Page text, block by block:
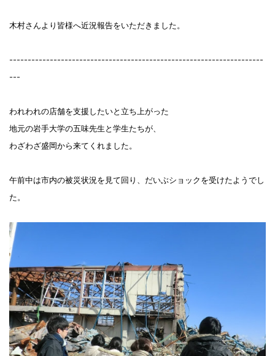
木村さんより皆様へ近況報告をいただきました。
---------------------------------------------------------------------
---
われわれの店舗を支援したいと立ち上がった
地元の岩手大学の五味先生と学生たちが、
わざわざ盛岡から来てくれました。
午前中は市内の被災状況を見て回り、だいぶショックを受けたようでし
た。